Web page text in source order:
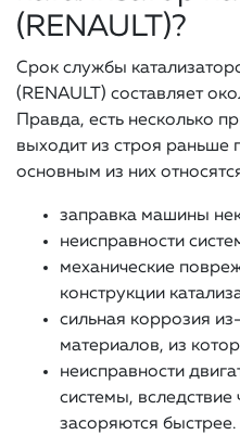
(RENAULT)?
Срок службы
(RENAULT) составляет
Правда, есть несколько
выходит из строя раньше
основным из них
заправка машины
неисправности
механические
конструкции
сильная коррозия
материалов, из
неисправности
системы, вследствие
засоряются быстрее.